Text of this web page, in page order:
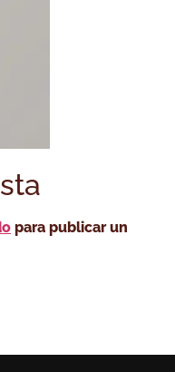
para publicar un